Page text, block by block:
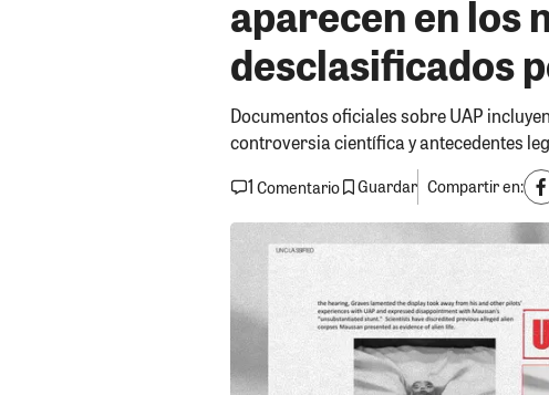
aparecen en los
desclasificados
Documentos oficiales sobre UAP
controversia científica y antecedentes
1 Comentario Guardar Compartir en: